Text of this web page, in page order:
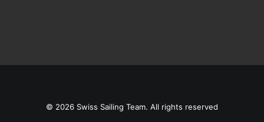
© 2026 Swiss Sailing Team. All rights reserved